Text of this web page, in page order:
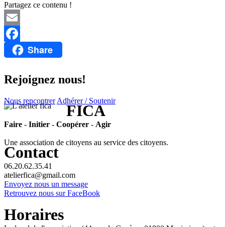
Partagez ce contenu !
Email
FacebookShare
Rejoignez nous!
Nous rencontrer Adhérer / Soutenir
FICA
Faire - Initier - Coopérer - Agir
Une association de citoyens au service des citoyens.
Contact
06.20.62.35.41
atelierfica@gmail.com
Envoyez nous un message
Retrouvez nous sur FaceBook
Horaires